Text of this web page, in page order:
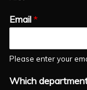
Email *
Please enter your
Which